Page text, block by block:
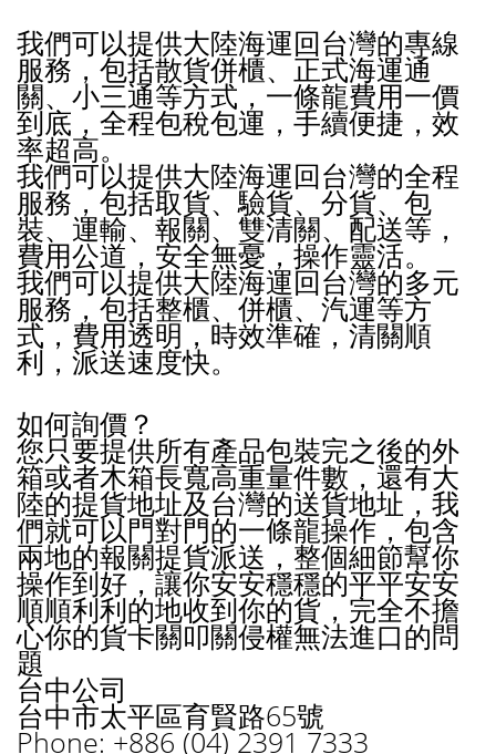
我們可以提供大陸海運回台灣的專線
服務，包括散貨併櫃、正式海運通
關、小三通等方式，一條龍費用一價
到底，全程包稅包運，手續便捷，效
率超高。
我們可以提供大陸海運回台灣的全程
服務，包括取貨、驗貨、分貨、包
裝、運輸、報關、雙清關、配送等，
費用公道，安全無憂，操作靈活。
我們可以提供大陸海運回台灣的多元
服務，包括整櫃、併櫃、汽運等方
式，費用透明，時效準確，清關順
利，派送速度快。
如何詢價？
您只要提供所有產品包裝完之後的外
箱或者木箱長寬高重量件數，還有大
陸的提貨地址及台灣的送貨地址，我
們就可以門對門的一條龍操作，包含
兩地的報關提貨派送，整個細節幫你
操作到好，讓你安安穩穩的平平安安
順順利利的地收到你的貨，完全不擔
心你的貨卡關叩關侵權無法進口的問
題
台中公司
台中市太平區育賢路65號
Phone: +886 (04) 2391 7333